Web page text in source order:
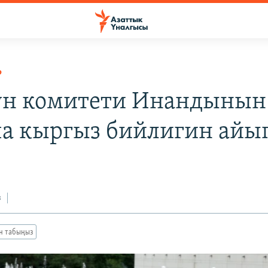
комитети
кыргыз бийлигин
табыңыз